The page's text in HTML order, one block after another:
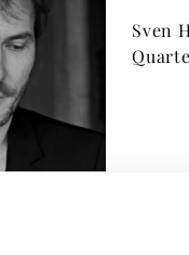
Sven